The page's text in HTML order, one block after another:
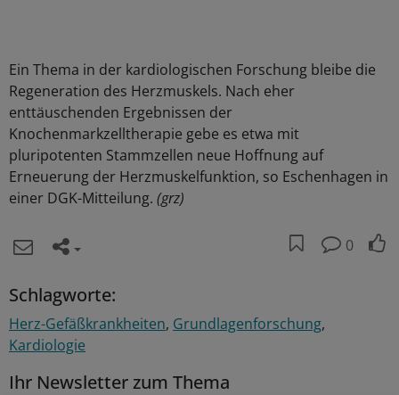
Ein Thema in der kardiologischen Forschung bleibe die
Regeneration des Herzmuskels. Nach eher
enttäuschenden Ergebnissen der
Knochenmarkzelltherapie gebe es etwa mit
pluripotenten Stammzellen neue Hoffnung auf
Erneuerung der Herzmuskelfunktion, so Eschenhagen in
einer DGK-Mitteilung. (grz)
0
Schlagworte:
Herz-Gefäßkrankheiten Grundlagenforschung
Kardiologie
Ihr Newsletter zum Thema